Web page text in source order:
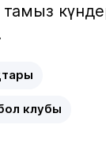
клубы